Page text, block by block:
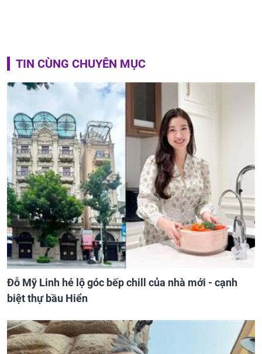
TIN CÙNG CHUYÊN MỤC
Đỗ Mỹ Linh hé lộ góc bếp chill của nhà mới - cạnh
biệt thự bầu Hiển